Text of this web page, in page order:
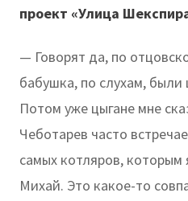
проект «Улица
— Говорят да, по
бабушка, по слухам, были
Потом уже цыгане мне
Чеботарев часто
самых котляров,
Михай. Это какое-то